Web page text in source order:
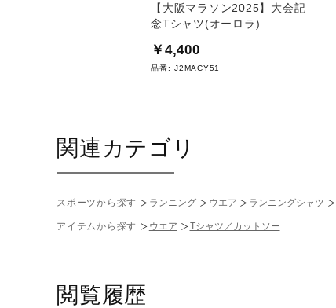
【大阪マラソン2025】大会記
念Tシャツ(オーロラ)
￥4,400
品番: J2MACY51
関連カテゴリ
スポーツから探す ランニング ウエア ランニングシャツ
アイテムから探す ウエア Tシャツ／カットソー
閲覧履歴